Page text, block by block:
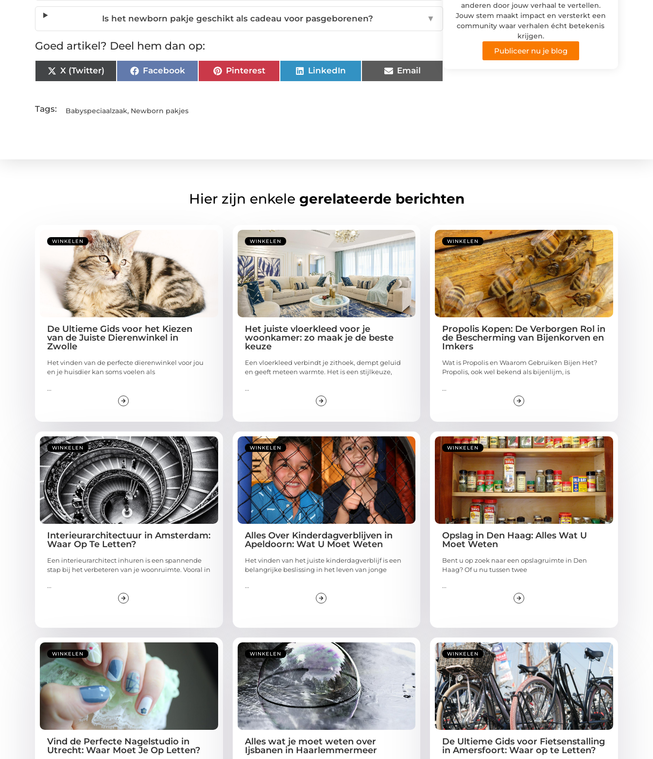
Is het newborn pakje geschikt als cadeau voor pasgeborenen? ▼
Goed artikel? Deel hem dan op:
X (Twitter) Facebook Pinterest LinkedIn Email
Tags: Babyspeciaalzaak, Newborn pakjes
anderen door jouw verhaal te vertellen.
Jouw stem maakt impact en versterkt een
community waar verhalen écht betekenis
krijgen.
Publiceer nu je blog
Hier zijn enkele gerelateerde berichten
WINKELEN
De Ultieme Gids voor het Kiezen
van de Juiste Dierenwinkel in
Zwolle
Het vinden van de perfecte dierenwinkel voor jou
en je huisdier kan soms voelen als
...
WINKELEN
Het juiste vloerkleed voor je
woonkamer: zo maak je de beste
keuze
Een vloerkleed verbindt je zithoek, dempt geluid
en geeft meteen warmte. Het is een stijlkeuze,
...
WINKELEN
Propolis Kopen: De Verborgen Rol in
de Bescherming van Bijenkorven en
Imkers
Wat is Propolis en Waarom Gebruiken Bijen Het?
Propolis, ook wel bekend als bijenlijm, is
...
WINKELEN
Interieurarchitectuur in Amsterdam:
Waar Op Te Letten?
Een interieurarchitect inhuren is een spannende
stap bij het verbeteren van je woonruimte. Vooral in
...
WINKELEN
Alles Over Kinderdagverblijven in
Apeldoorn: Wat U Moet Weten
Het vinden van het juiste kinderdagverblijf is een
belangrijke beslissing in het leven van jonge
...
WINKELEN
Opslag in Den Haag: Alles Wat U
Moet Weten
Bent u op zoek naar een opslagruimte in Den
Haag? Of u nu tussen twee
...
WINKELEN
Vind de Perfecte Nagelstudio in
Utrecht: Waar Moet Je Op Letten?
WINKELEN
Alles wat je moet weten over
Ijsbanen in Haarlemmermeer
WINKELEN
De Ultieme Gids voor Fietsenstalling
in Amersfoort: Waar op te Letten?